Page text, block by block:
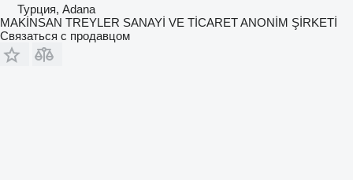
Турция, Adana
MAKİNSAN TREYLER SANAYİ VE TİCARET ANONİM ŞİRKETİ
Связаться с продавцом